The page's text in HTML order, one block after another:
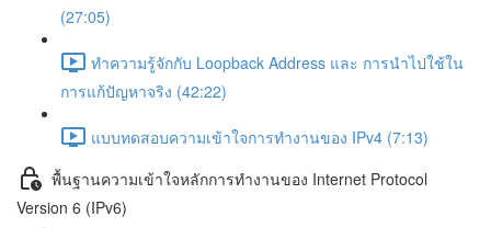
(27:05)
ทำความรู้จักกับ Loopback Address และ การนำไปใช้ใน
การแก้ปัญหาจริง (42:22)
แบบทดสอบความเข้าใจการทำงานของ IPv4 (7:13)
พื้นฐานความเข้าใจหลักการทำงานของ Internet Protocol
Version 6 (IPv6)